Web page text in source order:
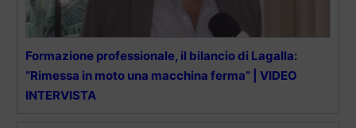
Formazione professionale, il bilancio di Lagalla:
“Rimessa in moto una macchina ferma” | VIDEO
INTERVISTA